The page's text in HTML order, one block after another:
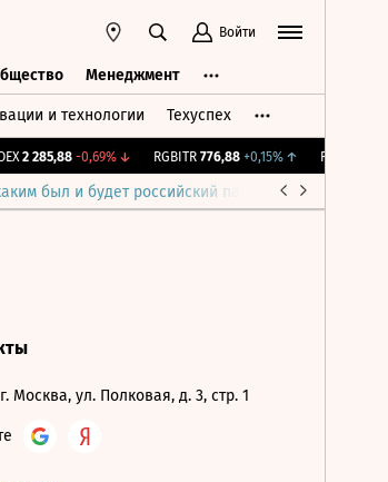
Войти
Менеджмент
и технологии Техуспех
2 285,88 -0,69%↓ RGBITR 776,88 +0,15%↑ RTSI
был и будет российский парламент
Москва, ул. Полковая, д. 3, стр. 1